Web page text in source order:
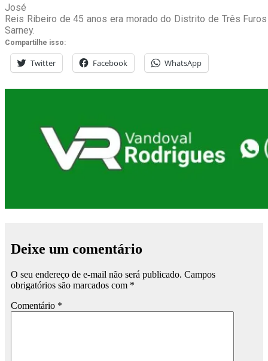
José
Reis Ribeiro de 45 anos era morado do Distrito de Três
Sarney.
Compartilhe isso:
Twitter Facebook WhatsApp
Deixe um comentário
O seu endereço de e-mail não será publicado. Campos
obrigatórios são marcados com *
Comentário *